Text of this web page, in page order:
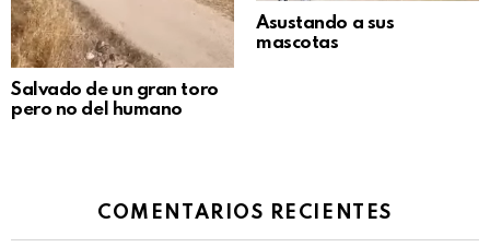
Salvado de un gran toro
pero no del humano
Asustando a sus
mascotas
COMENTARIOS RECIENTES